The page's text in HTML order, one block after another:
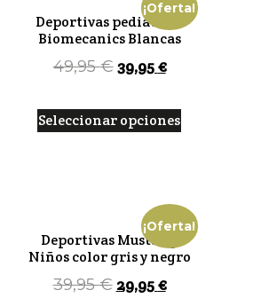
¡Oferta!
Deportivas pediatrías
Biomecanics Blancas
49,95€39,95€
Seleccionar opciones
¡Oferta!
Deportivas Mustang
Niños color gris y negro
39,95€ 29,95€